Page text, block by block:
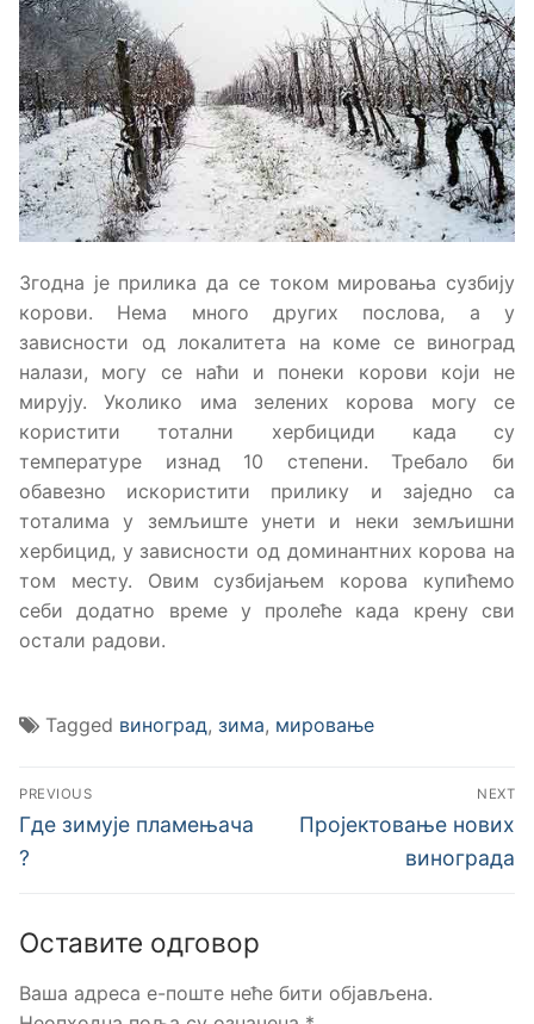
Згодна је прилика да се током мировања сузбију
корови. Нема много других послова, а у
зависности од локалитета на коме се виноград
налази, могу се наћи и понеки корови који не
мирују. Уколико има зелених корова могу се
користити тотални хербициди када су
температуре изнад 10 степени. Требало би
обавезно искористити прилику и заједно са
тоталима у земљиште унети и неки земљишни
хербицид, у зависности од доминантних корова на
том месту. Овим сузбијањем корова купићемо
себи додатно време у пролеће када крену сви
остали радови.
Tagged виноград, зима, мировање
Кретање
чланка
PREVIOUS
Previous
post:
Где зимује пламењача
?
NEXT
Next
Пројектовање нових
винограда
Оставите одговор
Ваша адреса е-поште неће бити објављена.